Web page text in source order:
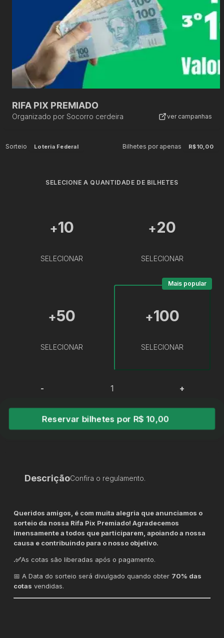
RIFA PIX PREMIADO
Organizado por Socorro cerdeira ver campanhas
Sorteio Loteria Federal Bilhetes por apenas R$10,00
SELECIONE A QUANTIDADE DE BILHETES
+10
SELECIONAR
+20
SELECIONAR
+50
SELECIONAR
+100
SELECIONAR
Mais popular
- +
Reservar bilhetes por R$ 10,00
DescriçãoConfira o regulamento.
Queridos amigos, é com muita alegria que anunciamos o
sorteio da nossa Rifa Pix Premiado! Agradecemos
imensamente a todos que participarem, apoiando a nossa
causa e contribuindo para o nosso objetivo.
.✅As cotas são liberadas após o pagamento.
📅 A Data do sorteio será divulgado quando obter 70% das
cotas vendidas.